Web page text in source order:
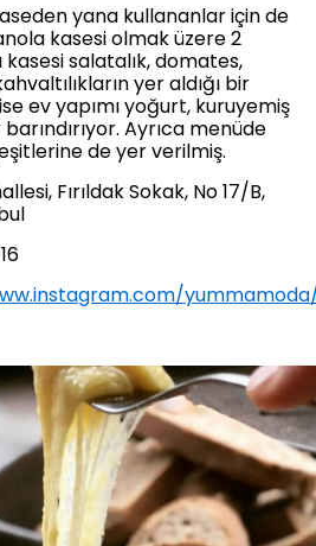
yana kullananlar için de
kasesi olmak üzere 2
salatalık, domates,
yer aldığı bir
ev yapımı yoğurt, kuruyemiş
Ayrıca menüde
de yer verilmiş.
Fırıldak Sokak, No 17/B,